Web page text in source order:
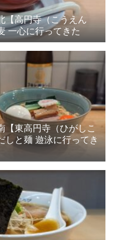
【高円寺（こうえん
一心に行ってきた
【東高円寺（ひがしこ
しと麺 遊泳に行ってき